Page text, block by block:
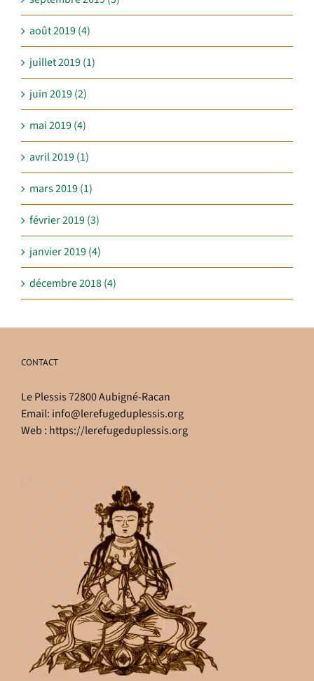
août 2019 (4)
juillet 2019 (1)
juin 2019 (2)
mai 2019 (4)
avril 2019 (1)
mars 2019 (1)
février 2019 (3)
janvier 2019 (4)
décembre 2018 (4)
CONTACT
Le Plessis 72800 Aubigné-Racan
Email: info@lerefugeduplessis.org
Web : https://lerefugeduplessis.org